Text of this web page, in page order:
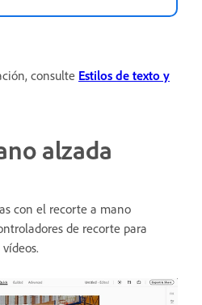
consulte Estilos de texto y
alzada
con el recorte a mano
de recorte para